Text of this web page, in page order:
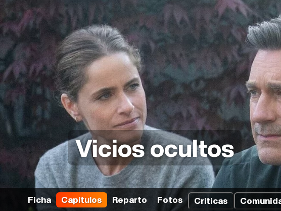
Vicios ocultos
Ficha Capítulos Reparto Fotos Críticas